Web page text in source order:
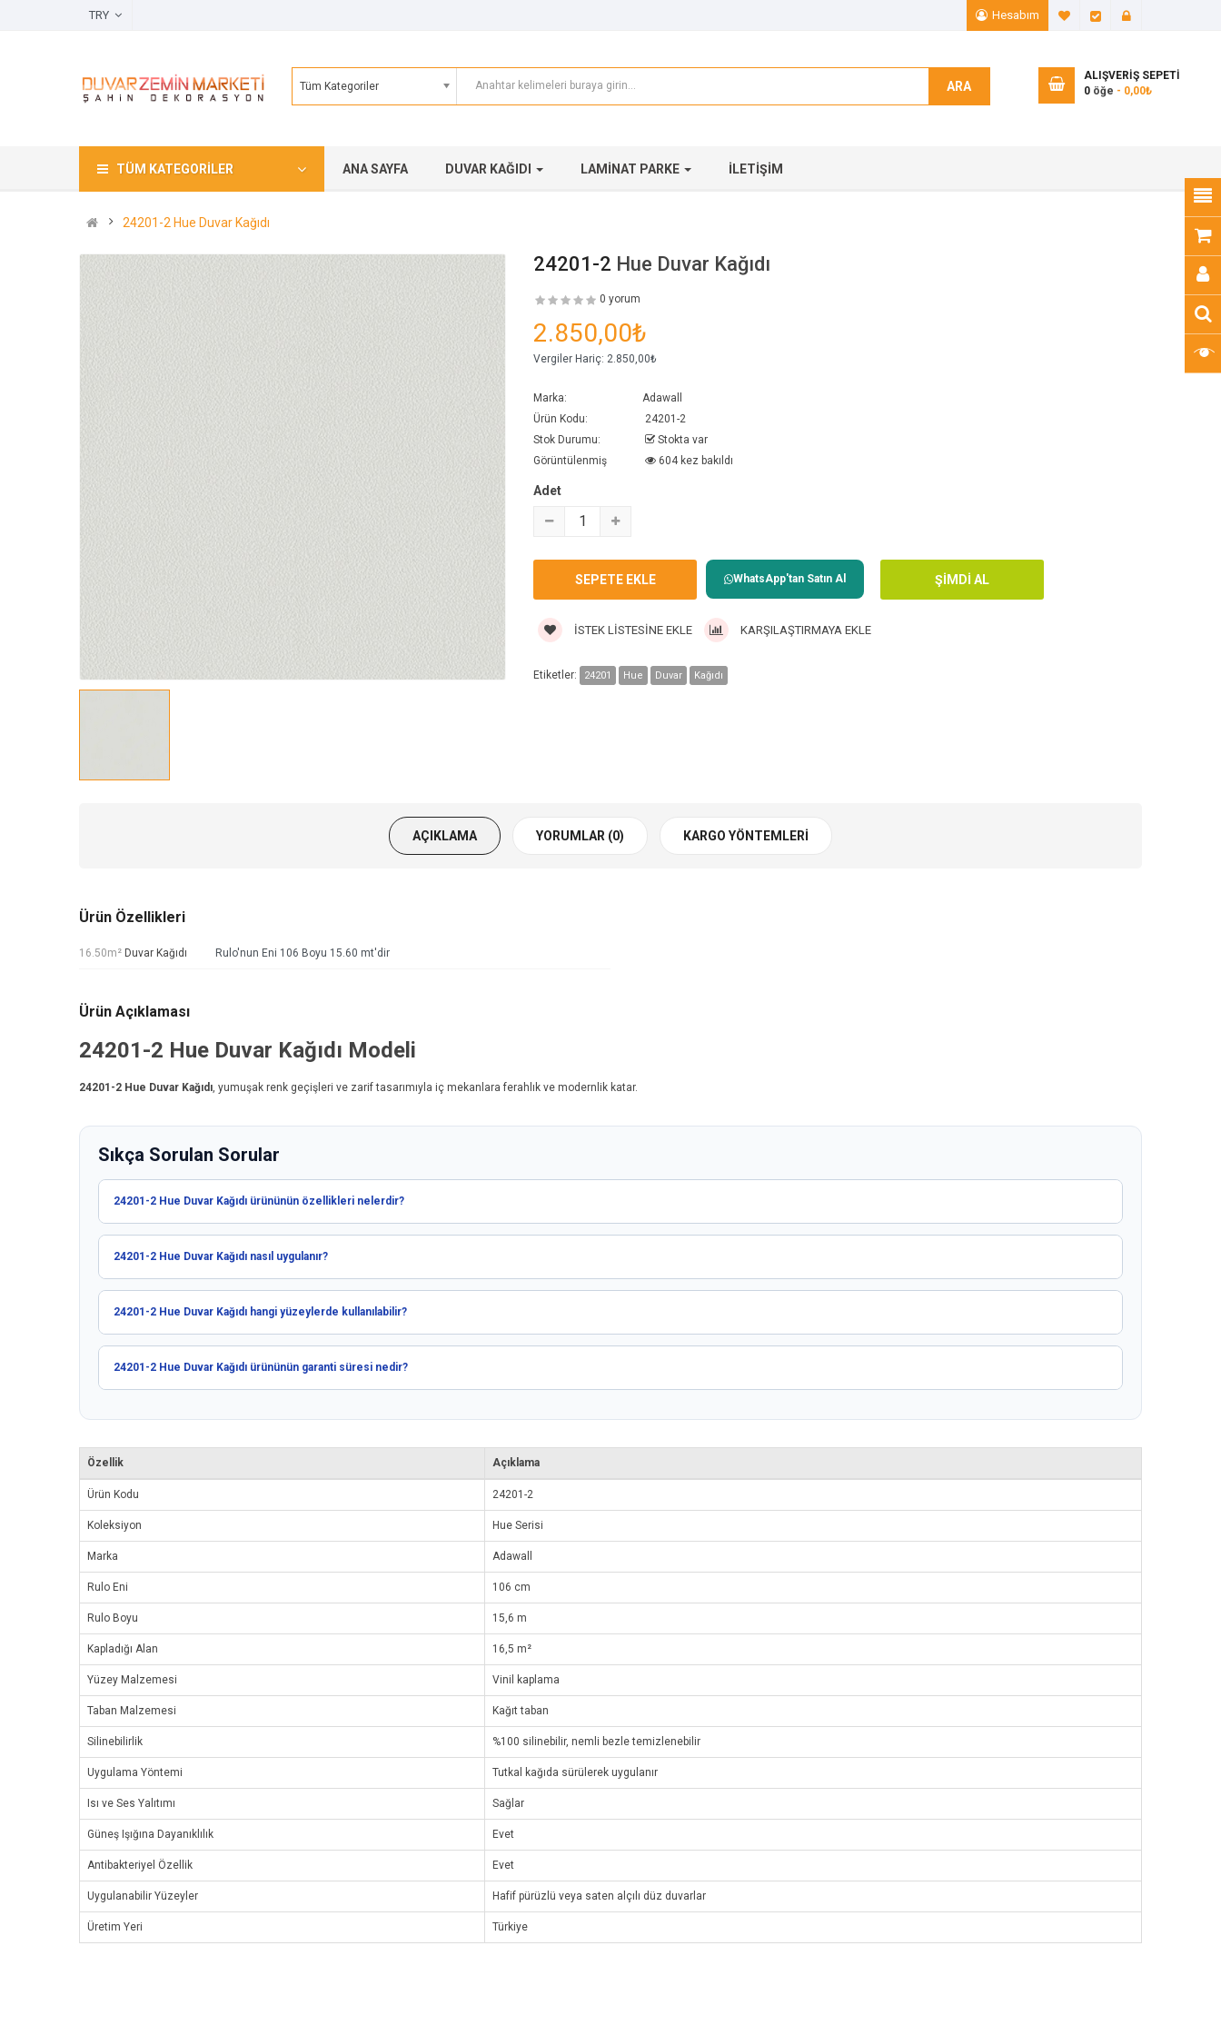
Hesabım A. Listem (0)
Ödeme
Tüm Kategoriler ARA
ALIŞVERIŞ SEPETI
0 öğe - 0,00₺
TÜM KATEGORILER ANA SAYFA DUVAR KAĞIDI LAMINAT PARKE İLETIŞIM
24201-2 Hue Duvar Kağıdı
24201-2 Hue Duvar Kağıdı
0 yorum
2.850,00₺
Vergiler Hariç: 2.850,00₺
Marka:
Adawall
Ürün Kodu:
24201-2
Stok Durumu:
Stokta var
Görüntülenmiş
604 kez bakıldı
Adet
WhatsApp'tan Satın Al
İSTEK LISTESINE EKLE KARŞILAŞTIRMAYA EKLE
Etiketler: 24201 Hue Duvar Kağıdı
AÇIKLAMA YORUMLAR (0) KARGO YÖNTEMLERI
Ürün Özellikleri
16.50m² Duvar Kağıdı Rulo'nun Eni 106 Boyu 15.60 mt'dir
Ürün Açıklaması
24201-2 Hue Duvar Kağıdı Modeli
24201-2 Hue Duvar Kağıdı, yumuşak renk geçişleri ve zarif tasarımıyla iç mekanlara ferahlık ve modernlik katar.
Sıkça Sorulan Sorular
24201-2 Hue Duvar Kağıdı ürününün özellikleri nelerdir?
24201-2 Hue Duvar Kağıdı nasıl uygulanır?
24201-2 Hue Duvar Kağıdı hangi yüzeylerde kullanılabilir?
24201-2 Hue Duvar Kağıdı ürününün garanti süresi nedir?
Özellik Açıklama
Ürün Kodu 24201-2
Koleksiyon Hue Serisi
Marka Adawall
Rulo Eni 106 cm
Rulo Boyu 15,6 m
Kapladığı Alan 16,5 m²
Yüzey Malzemesi Vinil kaplama
Taban Malzemesi Kağıt taban
Silinebilirlik %100 silinebilir, nemli bezle temizlenebilir
Uygulama Yöntemi Tutkal kağıda sürülerek uygulanır
Isı ve Ses Yalıtımı Sağlar
Güneş Işığına Dayanıklılık Evet
Antibakteriyel Özellik Evet
Uygulanabilir Yüzeyler Hafif pürüzlü veya saten alçılı düz duvarlar
Üretim Yeri Türkiye